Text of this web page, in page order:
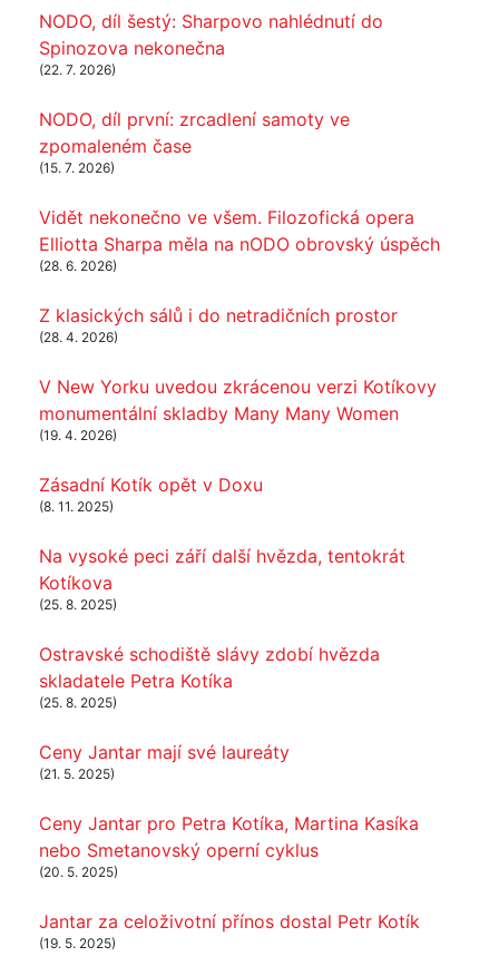
NODO, díl šestý: Sharpovo nahlédnutí do
Spinozova nekonečna
(22. 7. 2026)
NODO, díl první: zrcadlení samoty ve
zpomaleném čase
(15. 7. 2026)
Vidět nekonečno ve všem. Filozofická opera
Elliotta Sharpa měla na nODO obrovský úspěch
(28. 6. 2026)
Z klasických sálů i do netradičních prostor
(28. 4. 2026)
V New Yorku uvedou zkrácenou verzi Kotíkovy
monumentální skladby Many Many Women
(19. 4. 2026)
Zásadní Kotík opět v Doxu
(8. 11. 2025)
Na vysoké peci září další hvězda, tentokrát
Kotíkova
(25. 8. 2025)
Ostravské schodiště slávy zdobí hvězda
skladatele Petra Kotíka
(25. 8. 2025)
Ceny Jantar mají své laureáty
(21. 5. 2025)
Ceny Jantar pro Petra Kotíka, Martina Kasíka
nebo Smetanovský operní cyklus
(20. 5. 2025)
Jantar za celoživotní přínos dostal Petr Kotík
(19. 5. 2025)